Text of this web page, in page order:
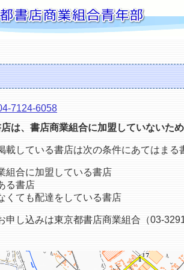
7124-6058
店は、書店商業組合に加盟していないた
載している書店は次の条件にあてはまる
組合に加盟している書店
る書店
くても配達をしている書店
申し込みは東京都書店商業組合（03-